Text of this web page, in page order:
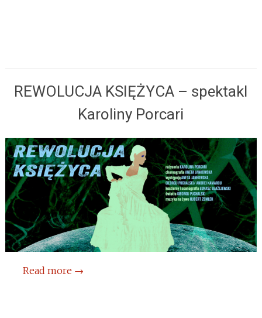
REWOLUCJA KSIĘŻYCA – spektakl
Karoliny Porcari
Read more →